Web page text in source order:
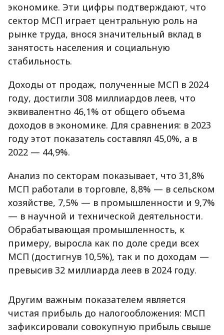
экономике. Эти цифры подтверждают, что
сектор МСП играет центральную роль на
рынке труда, внося значительный вклад в
занятость населения и социальную
стабильность.
Доходы от продаж, полученные МСП в 2024
году, достигли 308 миллиардов леев, что
эквивалентно 46,1% от общего объема
доходов в экономике. Для сравнения: в 2023
году этот показатель составлял 45,0%, а в
2022 — 44,9%.
Анализ по секторам показывает, что 31,8%
МСП работали в торговле, 8,8% — в сельском
хозяйстве, 7,5% — в промышленности и 9,7%
— в научной и технической деятельности.
Обрабатывающая промышленность, к
примеру, выросла как по доле среди всех
МСП (достигнув 10,5%), так и по доходам —
превысив 32 миллиарда леев в 2024 году.
Другим важным показателем является
чистая прибыль до налогообложения: МСП
зафиксировали совокупную прибыль свыше